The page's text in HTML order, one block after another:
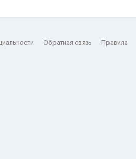
Обратная связь Правила